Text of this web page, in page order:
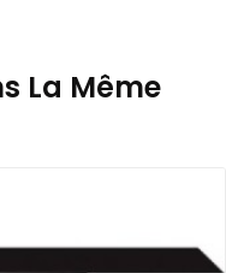
La Même